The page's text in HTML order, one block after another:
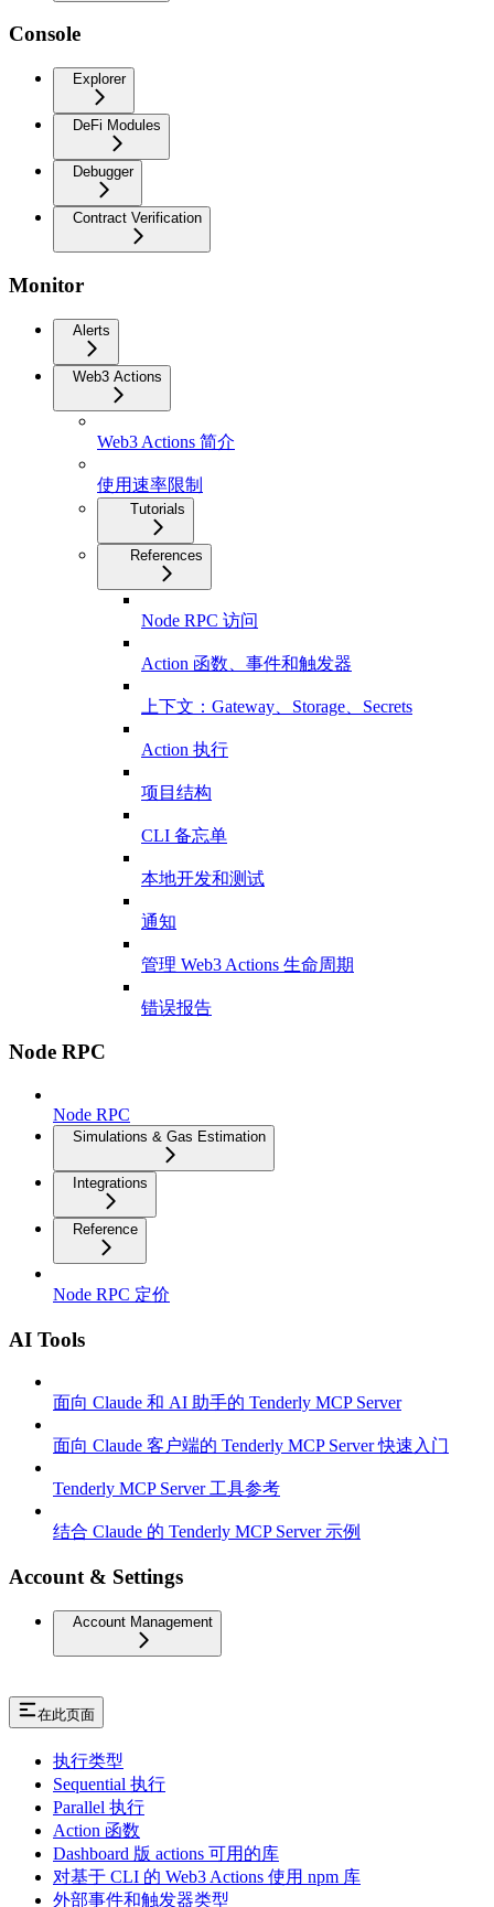
Console
Explorer
DeFi Modules
Debugger
Contract Verification
Monitor
Alerts
Web3 Actions
Web3 Actions 简介
使用速率限制
Tutorials
References
Node RPC 访问
Action 函数、事件和触发器
上下文：Gateway、Storage、Secrets
Action 执行
项目结构
CLI 备忘单
本地开发和测试
通知
管理 Web3 Actions 生命周期
错误报告
Node RPC
Node RPC
Simulations & Gas Estimation
Integrations
Reference
Node RPC 定价
AI Tools
面向 Claude 和 AI 助手的 Tenderly MCP Server
面向 Claude 客户端的 Tenderly MCP Server 快速入门
Tenderly MCP Server 工具参考
结合 Claude 的 Tenderly MCP Server 示例
Account & Settings
Account Management
在此页面
执行类型
Sequential 执行
Parallel 执行
Action 函数
Dashboard 版 actions 可用的库
对基于 CLI 的 Web3 Actions 使用 npm 库
外部事件和触发器类型